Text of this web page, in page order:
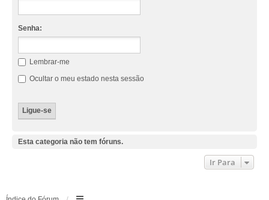
Senha:
Lembrar-me
Ocultar o meu estado nesta sessão
Esta categoria não tem fóruns.
Ir Para